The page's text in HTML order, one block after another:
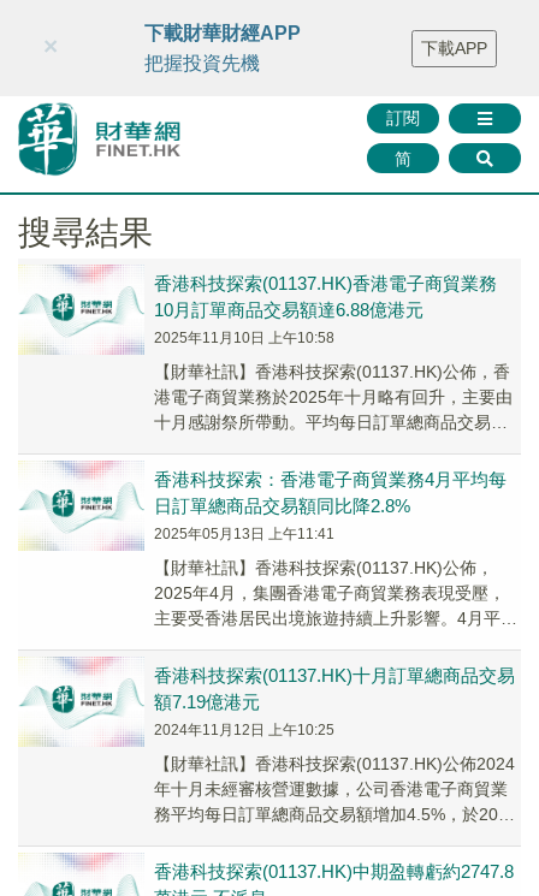
財華智庫網 FINTV FINMETA 財華證券 媒體矩陣
智庫沙龍
聯絡我們
訂閱
简
×
下載財華財經APP
把握投資先機
下載APP
搜尋結果
香港科技探索(01137.HK)香港電子商貿業務
10月訂單商品交易額達6.88億港元
2025年11月10日 上午10:58
【財華社訊】香港科技探索(01137.HK)公佈，香
港電子商貿業務於2025年十月略有回升，主要由
十月感謝祭所帶動。平均每日訂單總商品交易額
香港科技探索：香港電子商貿業務4月平均每
日訂單總商品交易額同比降2.8%
2025年05月13日 上午11:41
【財華社訊】香港科技探索(01137.HK)公佈，
2025年4月，集團香港電子商貿業務表現受壓，
主要受香港居民出境旅遊持續上升影響。4月平均
香港科技探索(01137.HK)十月訂單總商品交易
額7.19億港元
2024年11月12日 上午10:25
【財華社訊】香港科技探索(01137.HK)公佈2024
年十月未經審核營運數據，公司香港電子商貿業
務平均每日訂單總商品交易額增加4.5%，於2024
香港科技探索(01137.HK)中期盈轉虧約2747.8